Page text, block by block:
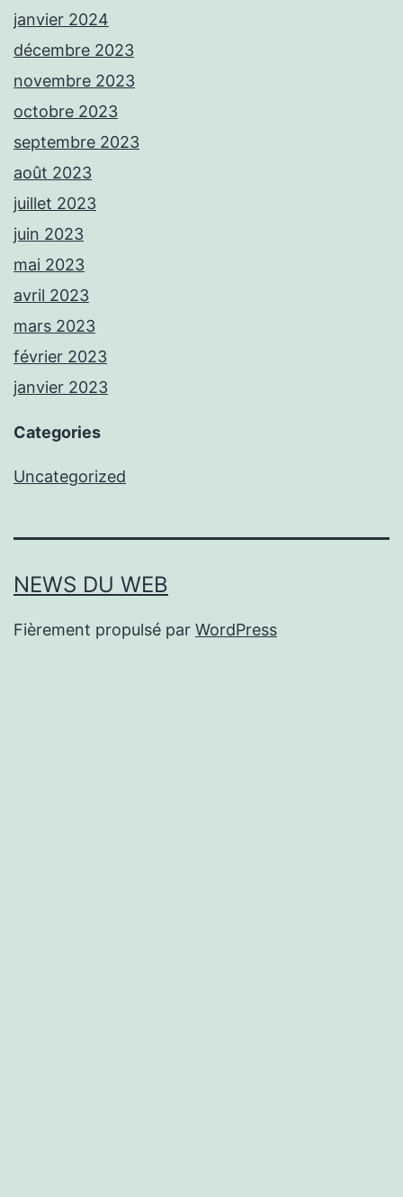
janvier 2024
décembre 2023
novembre 2023
octobre 2023
septembre 2023
août 2023
juillet 2023
juin 2023
mai 2023
avril 2023
mars 2023
février 2023
janvier 2023
Categories
Uncategorized
NEWS DU WEB
Fièrement propulsé par WordPress